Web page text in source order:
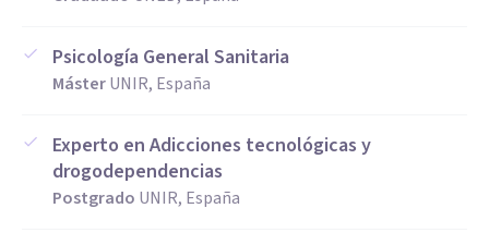
Psicología General Sanitaria
MásterUNIR, España
Experto en Adicciones tecnológicas y
drogodependencias
Postgrado UNIR, España